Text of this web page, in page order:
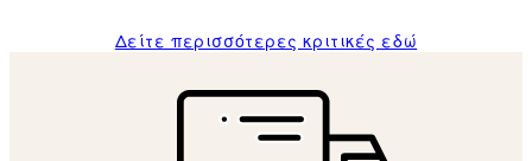
Δείτε περισσότερες κριτικές εδώ